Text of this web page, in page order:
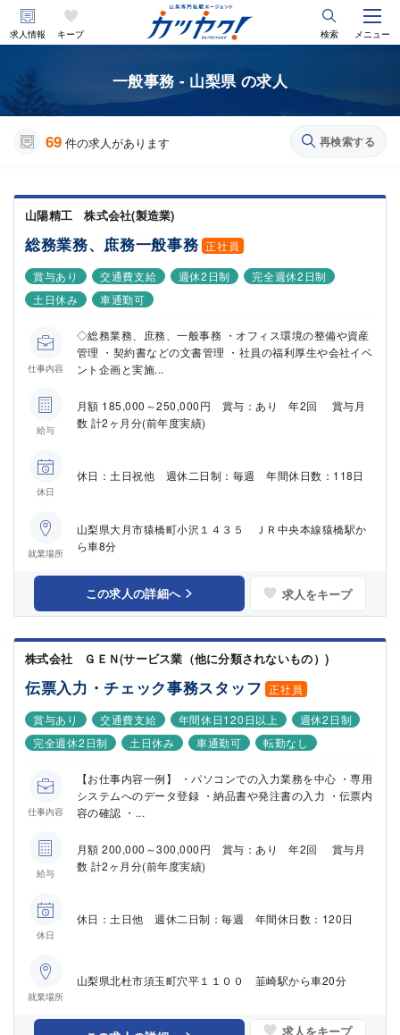
求人情報 キープ 検索 メニュー
一般事務 - 山梨県 の求人
69 件の求人があります 再検索する
山陽精工 株式会社(製造業)
総務業務、庶務一般事務 正社員
賞与あり
交通費支給 週休2日制
完全週休2日制
土日休み
車通勤可
仕事内容
◇総務業務、庶務、一般事務 ・オフィス環境の整備や資産
管理 ・契約書などの文書管理 ・社員の福利厚生や会社イベ
ント企画と実施...
給与
月額 185,000～250,000円 賞与：あり 年2回 賞与月
数 計2ヶ月分(前年度実績)
休日
休日：土日祝他 週休二日制：毎週 年間休日数：118日
就業場所
山梨県大月市猿橋町小沢１４３５ ＪＲ中央本線猿橋駅か
ら車8分
この求人の詳細へ 求人をキープ
株式会社 ＧＥＮ(サービス業（他に分類されないもの）)
伝票入力・チェック事務スタッフ 正社員
賞与あり
交通費支給 年間休日120日以上
週休2日制
完全週休2日制
土日休み 車通勤可 転勤なし
仕事内容
【お仕事内容一例】 ・パソコンでの入力業務を中心 ・専用
システムへのデータ登録 ・納品書や発注書の入力 ・伝票内
容の確認 ・...
給与
月額 200,000～300,000円 賞与：あり 年2回 賞与月
数 計2ヶ月分(前年度実績)
休日
休日：土日他 週休二日制：毎週 年間休日数：120日
就業場所
山梨県北杜市須玉町穴平１１００ 韮崎駅から車20分
求人をキープ